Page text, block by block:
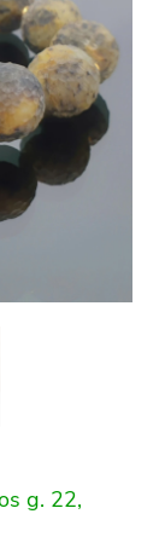
g. 22,